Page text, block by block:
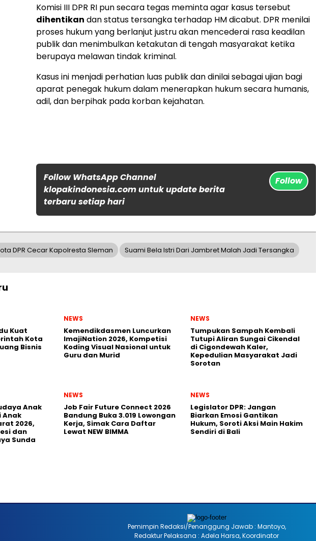
Komisi III DPR RI pun secara tegas meminta agar kasus tersebut
dihentikan dan status tersangka terhadap HM dicabut. DPR menilai
proses hukum yang berlanjut justru akan mencederai rasa keadilan
publik dan menimbulkan ketakutan di tengah masyarakat ketika
berupaya melawan tindak kriminal.
Kasus ini menjadi perhatian luas publik dan dinilai sebagai ujian bagi
aparat penegak hukum dalam menerapkan hukum secara humanis,
adil, dan berpihak pada korban kejahatan.
Follow WhatsApp Channel
klopakindonesia.com untuk update berita
terbaru setiap hari
Follow
DPR Cecar Kapolresta Sleman Suami Bela Istri Dari Jambret Malah Jadi Tersangka
Kuat
Kota
Bisnis
NEWS
Kemendikdasmen Luncurkan
ImajiNation 2026, Kompetisi
Koding Visual Nasional untuk
Guru dan Murid
NEWS
Tumpukan Sampah Kembali
Tutupi Aliran Sungai Cikendal
di Cigondewah Kaler,
Kepedulian Masyarakat Jadi
Sorotan
Anak
Anak
2026,
dan
Sunda
NEWS
Job Fair Future Connect 2026
Bandung Buka 3.019 Lowongan
Kerja, Simak Cara Daftar
Lewat NEW BIMMA
NEWS
Legislator DPR: Jangan
Biarkan Emosi Gantikan
Hukum, Soroti Aksi Main Hakim
Sendiri di Bali
Pemimpin Redaksi/Penanggung Jawab : Mantoyo,
Redaktur Pelaksana : Adela Harsa, Koordinator